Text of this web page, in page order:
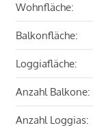
Wohnfläche:
Balkonfläche:
Loggiafläche:
Anzahl Balkone:
Anzahl Loggias: